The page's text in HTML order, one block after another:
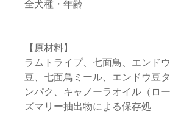
全犬種・年齢
【原材料】
ラムトライプ、七面鳥、エンドウ
豆、七面鳥ミール、エンドウ豆タ
ンパク、キャノーラオイル（ロー
ズマリー抽出物による保存処